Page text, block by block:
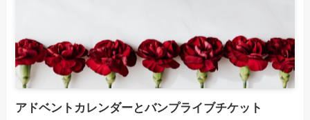
アドベントカレンダーとバンプライブチケット